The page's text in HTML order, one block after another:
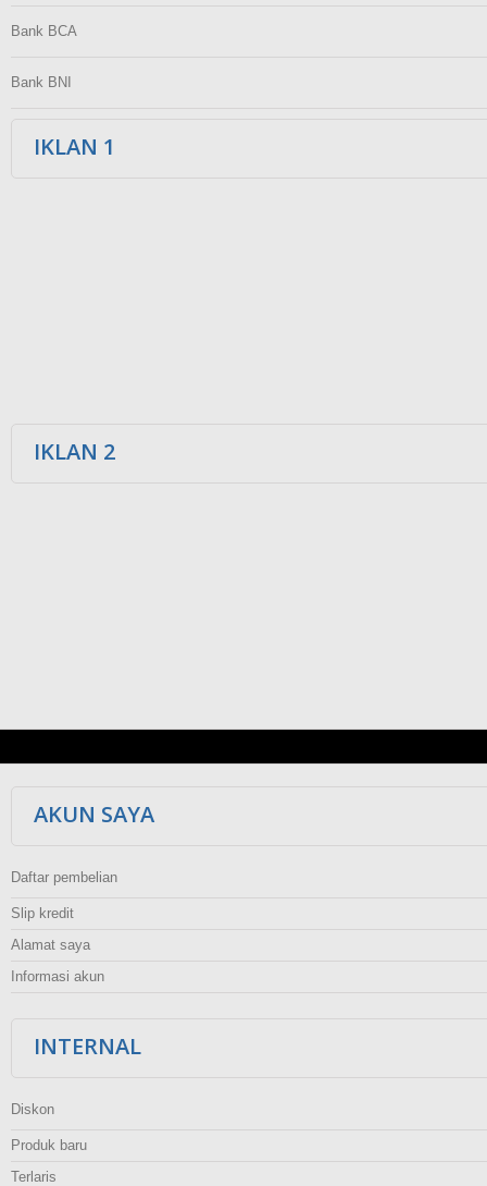
Bank BCA
Bank BNI
IKLAN 1
IKLAN 2
AKUN SAYA
Daftar pembelian
Slip kredit
Alamat saya
Informasi akun
INTERNAL
Diskon
Produk baru
Terlaris